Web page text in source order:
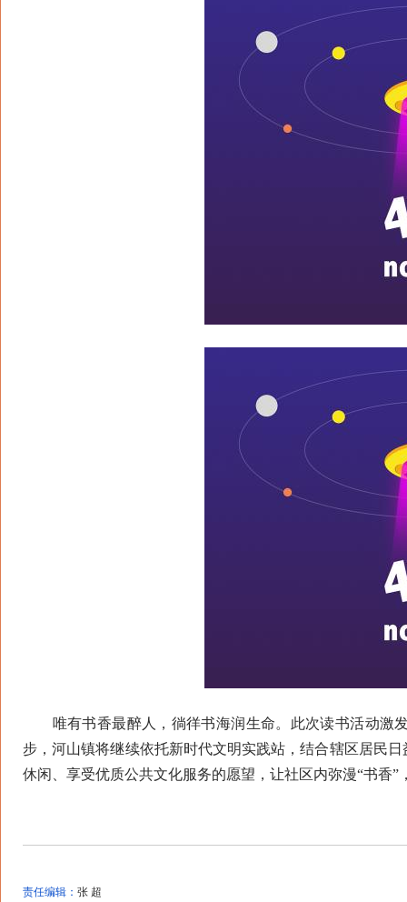
唯有书香最醉人，徜徉书海润生命。此次读书活动激
步，河山镇将继续依托新时代文明实践站，结合辖区居民
休闲、享受优质公共文化服务的愿望，让社区内弥漫“书香
责任编辑： 张 超